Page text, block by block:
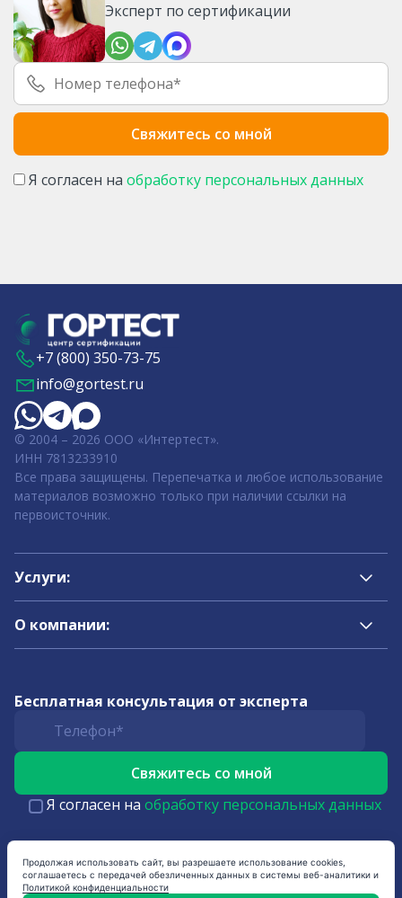
Эксперт по сертификации
Я согласен на обработку персональных данных
+7 (800) 350-73-75
info@gortest.ru
© 2004 – 2026 ООО «Интертест».
ИНН 7813233910
Все права защищены. Перепечатка и любое использование
материалов возможно только при наличии ссылки на
первоисточник.
Услуги:
О компании:
Бесплатная консультация от эксперта
Я согласен на обработку персональных данных
Продолжая использовать сайт, вы разрешаете использование cookies,
соглашаетесь с передачей обезличенных данных в системы веб-аналитики и
Политикой конфиденциальности